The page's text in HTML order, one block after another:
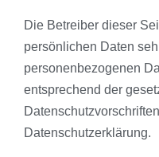
Die Betreiber dieser
persönlichen Daten
personenbezogenen
entsprechend der
Datenschutzerklärung.